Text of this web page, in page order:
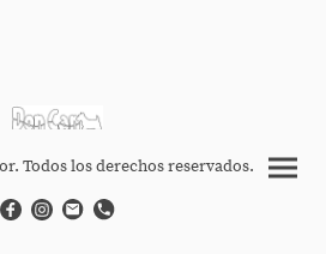
Todos los derechos reservados.